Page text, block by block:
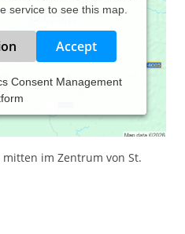
service to see this map.
Accept
Consent Management
im Zentrum von St.